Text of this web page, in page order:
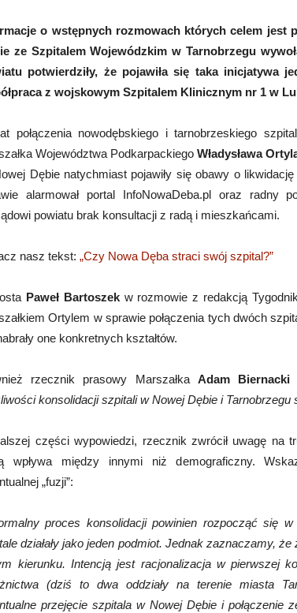
o wstępnych rozmowach których celem jest
ze Szpitalem Wojewódzkim w Tarnobrzegu
potwierdziły, że pojawiła się taka inicjatywa
z wojskowym Szpitalem Klinicznym nr 1 w
połączenia nowodębskiego i tarnobrzeskiego
Województwa Podkarpackiego Władysława
Dębie natychmiast pojawiły się obawy o
alarmował portal InfoNowaDeba.pl oraz radny
powiatu brak konsultacji z radą i mieszkańcami.
nasz tekst: „Czy Nowa Dęba straci swój szpital?”
Paweł Bartoszekw rozmowie z redakcją
Ortylem w sprawie połączenia tych dwóch
one konkretnych kształtów.
rzecznik prasowy Marszałka Adam Biernacki
konsolidacji szpitali w Nowej Dębie i Tarnobrzegu
części wypowiedzi, rzecznik zwrócił uwagę na
wpływa między innymi niż demograficzny.
„fuzji”:
proces konsolidacji powinien rozpocząć się
działały jako jeden podmiot. Jednak zaznaczamy,
kierunku. Intencją jest racjonalizacja w pierwszej
(dziś to dwa oddziały na terenie miasta
przejęcie szpitala w Nowej Dębie i połączenie